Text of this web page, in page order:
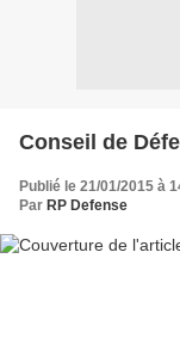
Conseil de
Publié le 21/01/2015 à
Par RP Defense